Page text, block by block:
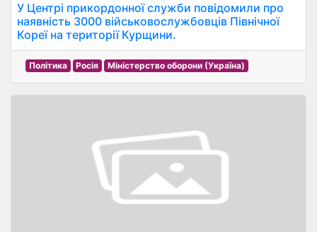
У Центрі прикордонної служби повідомили про
наявність 3000 військовослужбовців Північної
Кореї на території Курщини.
Політика Росія Міністерство оборони (Україна)